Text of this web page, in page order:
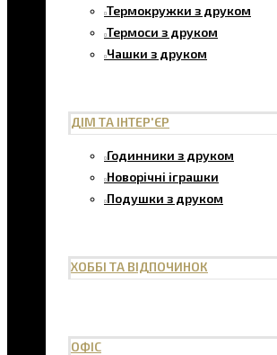
Термокружки з друком
Термоси з друком
Чашки з друком
ДІМ ТА ІНТЕР'ЄР
Годинники з друком
Новорічні іграшки
Подушки з друком
ХОББІ ТА ВІДПОЧИНОК
ОФІС